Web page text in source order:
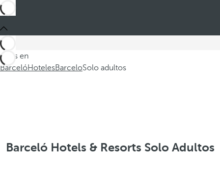
Estás en
BarcelóHotelesBarceloSolo adultos
Barceló Hotels & Resorts Solo Adultos